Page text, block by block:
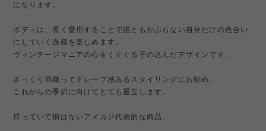
になります。
ボディは、長く愛用することで誰ともかぶらない自分だけの色合い
にしていく過程を楽しめます。
ヴィンテージマニアの心をくすぐる手の込んだデザインです。
ざっくり羽織ってドレープ感あるスタイリングにお勧め。
これからの季節に向けてとても重宝します。
持っていて損はないアメカジ代表的な商品。